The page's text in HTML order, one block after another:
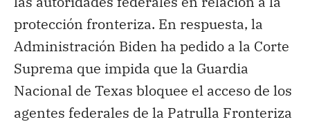
protección fronteriza. En respuesta, la
Administración Biden ha pedido a la Corte
Suprema que impida que la Guardia
Nacional de Texas bloquee el acceso de los
agentes federales de la Patrulla Fronteriza